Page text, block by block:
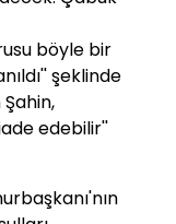
böyle bir
şeklinde
edebilir''